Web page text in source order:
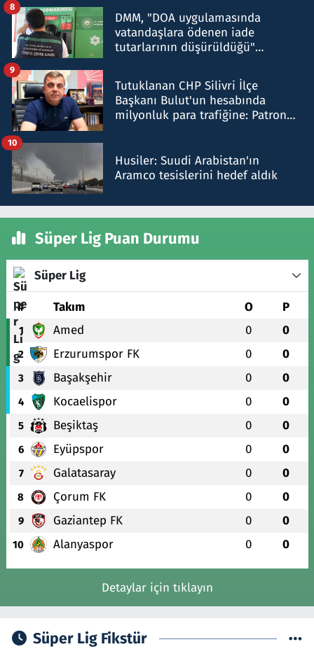
DMM, "DOA uygulamasında
vatandaşlara ödenen iade
tutarlarının düşürüldüğü"
8
Tutuklanan CHP Silivri İlçe
Başkanı Bulut'un hesabında
milyonluk para trafiğine: Patron
9
Husiler: Suudi Arabistan'ın
Aramco tesislerini hedef aldık
10
Süper Lig Puan Durumu
Süper Lig
# Takım O P
1 Amed 0 0
2 Erzurumspor FK 0 0
3 Başakşehir 0 0
4 Kocaelispor 0 0
5 Beşiktaş 0 0
6 Eyüpspor 0 0
7 Galatasaray 0 0
8 Çorum FK 0 0
9 Gaziantep FK 0 0
10 Alanyaspor 0 0
Detaylar için tıklayın
Süper Lig Fikstür